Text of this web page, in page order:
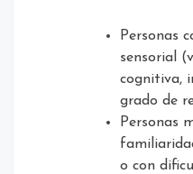
Personas
sensorial
cognitiva,
grado de
Personas
o con